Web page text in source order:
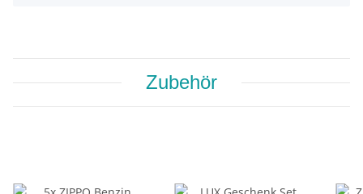
Zubehör